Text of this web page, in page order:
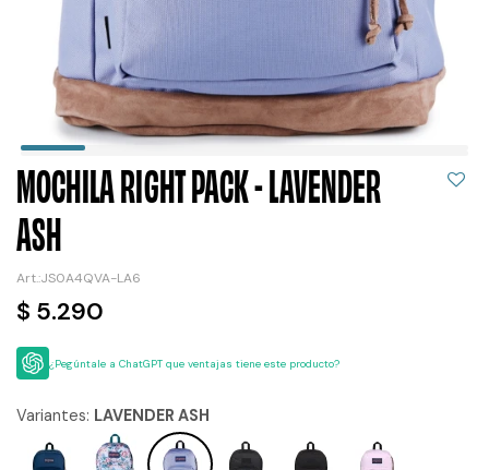
MOCHILA RIGHT PACK - LAVENDER
ASH
JS0A4QVA-LA6
$ 5.290
¿Pegúntale a ChatGPT que ventajas tiene este producto?
Variantes: LAVENDER ASH